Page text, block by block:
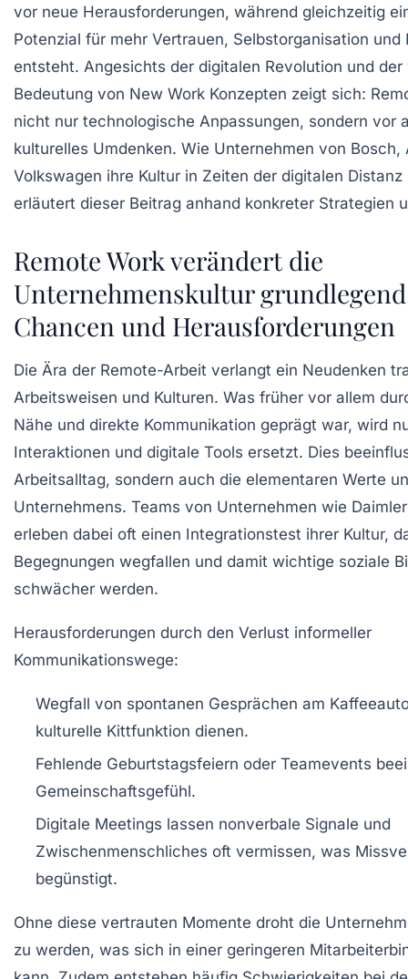
vor neue Herausforderungen, während gleichzeitig
Potenzial für mehr Vertrauen, Selbstorganisation und
entsteht. Angesichts der digitalen Revolution und
Bedeutung von New Work Konzepten zeigt sich:
nicht nur technologische Anpassungen, sondern vor
kulturelles Umdenken. Wie Unternehmen von Bosch,
Volkswagen ihre Kultur in Zeiten der digitalen
erläutert dieser Beitrag anhand konkreter Strategien
Remote Work verändert die
Unternehmenskultur
Chancen und Herausforderungen
Die Ära der Remote-Arbeit verlangt ein Neudenken
Arbeitsweisen und Kulturen. Was früher vor allem
Nähe und direkte Kommunikation geprägt war, wird
Interaktionen und digitale Tools ersetzt. Dies
Arbeitsalltag, sondern auch die elementaren Werte
Unternehmens. Teams von Unternehmen wie
erleben dabei oft einen Integrationstest ihrer Kultur,
Begegnungen wegfallen und damit wichtige soziale
schwächer werden.
Herausforderungen durch den Verlust informeller
Kommunikationswege:
Wegfall von spontanen Gesprächen am
kulturelle Kittfunktion dienen.
Fehlende Geburtstagsfeiern oder Teamevents
Gemeinschaftsgefühl.
Digitale Meetings lassen nonverbale Signale und
Zwischenmenschliches oft vermissen, was
begünstigt.
Ohne diese vertrauten Momente droht die
zu werden, was sich in einer geringeren